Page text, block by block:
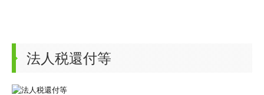
法人税還付等